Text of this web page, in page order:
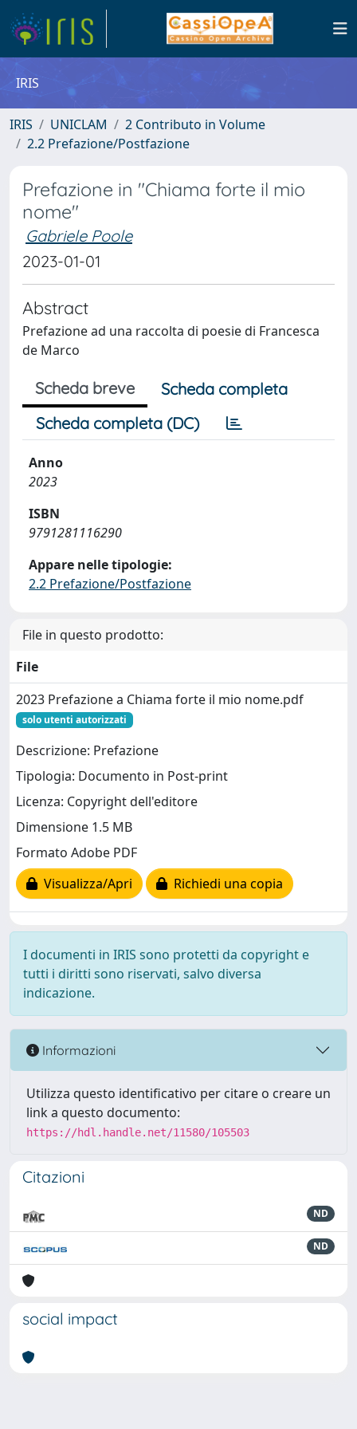
IRIS
IRIS UNICLAM
2 Contributo in Volume
2.2 Prefazione/Postfazione
Prefazione in "Chiama forte il mio
nome"
Gabriele Poole
2023-01-01
Abstract
Prefazione ad una raccolta di poesie di Francesca
de Marco
Scheda breve
Scheda completa
Scheda completa (DC)
Anno
2023
ISBN
9791281116290
Appare nelle tipologie:
2.2 Prefazione/Postfazione
File in questo prodotto:
File
2023 Prefazione a Chiama forte il mio nome.pdf
solo utenti autorizzati
Descrizione: Prefazione
Tipologia: Documento in Post-print
Licenza: Copyright dell'editore
Dimensione 1.5 MB
Formato Adobe PDF
Visualizza/Apri
Richiedi una copia
I documenti in IRIS sono protetti da copyright e
tutti i diritti sono riservati, salvo diversa
indicazione.
Informazioni
Utilizza questo identificativo per citare o creare un
link a questo documento:
https://hdl.handle.net/11580/105503
Citazioni
ND
ND
social impact